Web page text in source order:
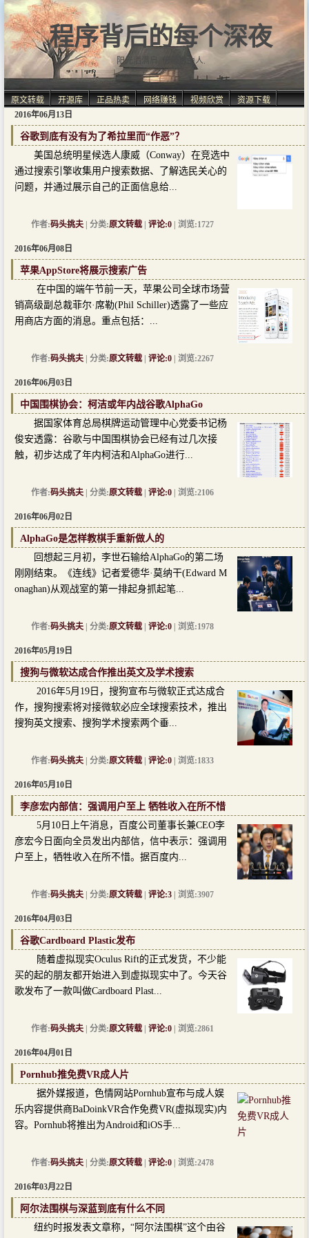
程序背后的每个深夜
阳光洒满肩, 仿佛自由人.
原文转载 开源库 正品热卖 网络赚钱 视频欣赏
资源下载
2016年06月13日
谷歌到底有没有为了希拉里而“作恶”？
美国总统明星候选人康威（Conway）在竞选中
通过搜索引擎收集用户搜索数据、了解选民关心的
问题，并通过展示自己的正面信息给...
作者:码头挑夫 | 分类:原文转载 评论:0 | 浏览:1727
2016年06月08日
苹果AppStore将展示搜索广告
在中国的端午节前一天，苹果公司全球市场营
销高级副总裁菲尔·席勒(Phil Schiller)透露了一些应
用商店方面的消息。重点包括：...
作者:码头挑夫 | 分类:原文转载 评论:0 | 浏览:2267
2016年06月03日
中国围棋协会：柯洁或年内战谷歌AlphaGo
据国家体育总局棋牌运动管理中心党委书记杨
俊安透露：谷歌与中国围棋协会已经有过几次接
触，初步达成了年内柯洁和AlphaGo进行...
作者:码头挑夫 | 分类:原文转载 评论:0 | 浏览:2106
2016年06月02日
AlphaGo是怎样教棋手重新做人的
回想起三月初，李世石输给AlphaGo的第二场
刚刚结束。《连线》记者爱德华·莫纳干(Edward M
onaghan)从观战室的第一排起身抓起笔...
作者:码头挑夫 | 分类:原文转载 评论:0 | 浏览:1978
2016年05月19日
搜狗与微软达成合作推出英文及学术搜索
2016年5月19日，搜狗宣布与微软正式达成合
作，搜狗搜索将对接微软必应全球搜索技术，推出
搜狗英文搜索、搜狗学术搜索两个垂...
作者:码头挑夫 | 分类:原文转载 评论:0 | 浏览:1833
2016年05月10日
李彦宏内部信：强调用户至上 牺牲收入在所不惜
5月10日上午消息，百度公司董事长兼CEO李
彦宏今日面向全员发出内部信，信中表示：强调用
户至上，牺牲收入在所不惜。据百度内...
作者:码头挑夫 | 分类:原文转载 评论:3 | 浏览:3907
2016年04月03日
谷歌Cardboard Plastic发布
随着虚拟现实Oculus Rift的正式发货，不少能
买的起的朋友都开始进入到虚拟现实中了。今天谷
歌发布了一款叫做Cardboard Plast...
作者:码头挑夫 | 分类:原文转载 评论:0 | 浏览:2861
2016年04月01日
Pornhub推免费VR成人片
据外媒报道，色情网站Pornhub宣布与成人娱
乐内容提供商BaDoinkVR合作免费VR(虚拟现实)内
容。Pornhub将推出为Android和iOS手...
作者:码头挑夫 | 分类:原文转载 评论:0 | 浏览:2478
2016年03月22日
阿尔法围棋与深蓝到底有什么不同
纽约时报发表文章称，“阿尔法围棋”这个由谷